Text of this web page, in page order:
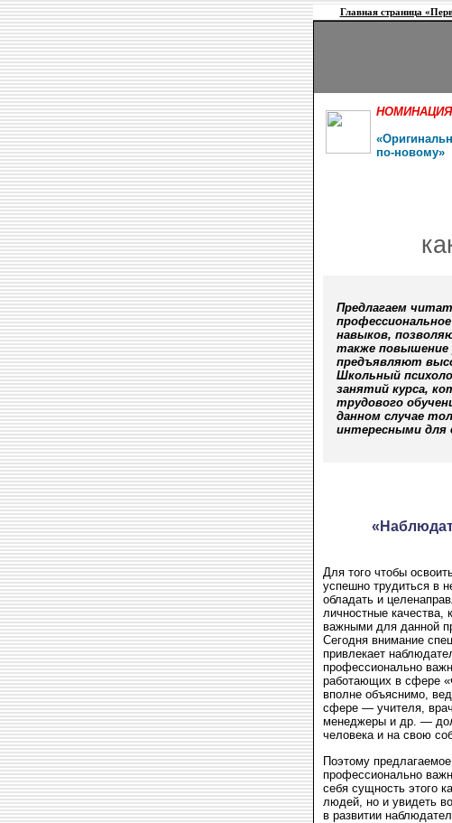
Главная страница
по-новому»
Предлагаем
навыков,
также повышение
предъявляют
Школьный
занятий курса,
трудового
данном случае
интересными для
Для того чтобы
успешно трудиться в
обладать и
личностные качества,
важными для данной
Сегодня внимание
привлекает
профессионально
работающих в сфере
вполне объяснимо,
сфере — учителя,
менеджеры и др. —
человека и на свою
Поэтому
профессионально
себя сущность этого
людей, но и увидеть
в развитии